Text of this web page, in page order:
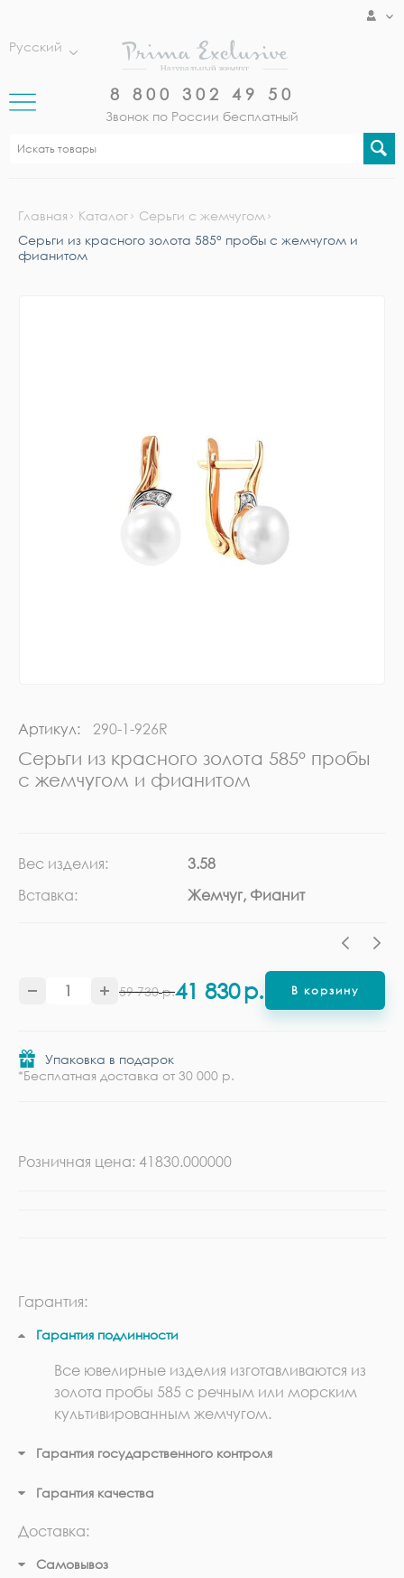
Русский
8 800 302 49 50
Звонок по России бесплатный
Главная Каталог
Серьги с жемчугом
Серьги из красного золота 585° пробы с жемчугом и
фианитом
Артикул: 290-1-926R
Серьги из красного золота 585° пробы
с жемчугом и фианитом
Вес изделия:
3.58
Вставка:
Жемчуг, Фианит
59 730 р.41 830р. В корзину
Упаковка в подарок
*Бесплатная доставка от 30 000 р.
Розничная цена: 41830.000000
Гарантия:
Гарантия подлинности
Все ювелирные изделия изготавливаются из
золота пробы 585 с речным или морским
культивированным жемчугом.
Гарантия государственного контроля
Гарантия качества
Доставка:
Самовывоз